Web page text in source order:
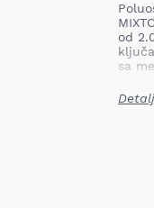
od
sa
U